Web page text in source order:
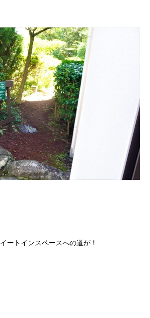
ートインスペースへの道が！